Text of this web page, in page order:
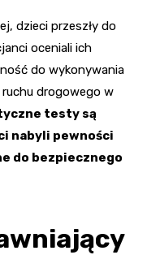
dzieci przeszły do
oceniali ich
do wykonywania
drogowego w
testy są
nabyli pewności
do bezpiecznego